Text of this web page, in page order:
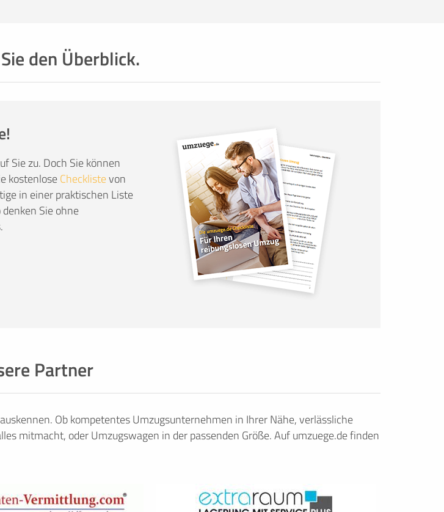
den Überblick.
Sie zu. Doch Sie können
kostenloseChecklistevon
in einer praktischen Liste
Sie ohne
Partner
Ob kompetentes Umzugsunternehmen in Ihrer Nähe, verlässliche
mitmacht, oder Umzugswagen in der passenden Größe. Auf umzuege.de finden